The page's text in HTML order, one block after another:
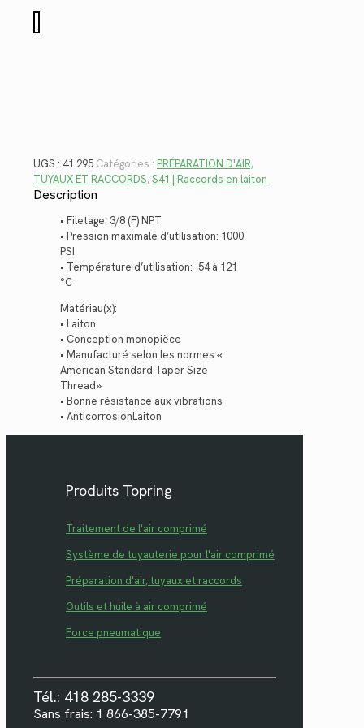
de
UGS : 41.295 Catégories : PRÉPARATION D'AIR,
TUYAUX ET RACCORDS,S41 | Raccords en laiton
Description
• Filetage: 3/8 (F) NPT
• Pression maximale d’utilisation: 1000
PSI
• Température d’utilisation: -54 à 121
°C
Matériau(x):
• Laiton
• Conception monopièce
• Manufacturé selon les normes «
American Standard Taper Size
Thread»
• Bonne résistance aux vibrations
• AnticorrosionLaiton
Produits Topring
Traitement de l'air comprimé
Système de tuyauterie pour l'air comprimé
Préparation d'air, tuyaux et raccords
Outils et huile à air comprimé
Force pneumatique
Tél.: 418 285-3339
Sans frais: 1 866-385-7791